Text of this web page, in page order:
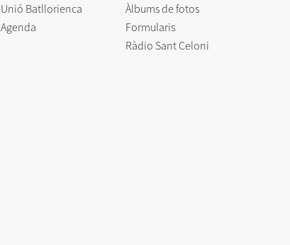
Unió Batllorienca
Agenda
Àlbums de fotos
Formularis
Ràdio Sant Celoni